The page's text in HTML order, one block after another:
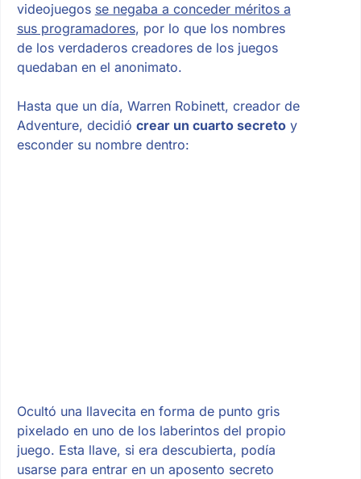
videojuegos se negaba a conceder méritos a
sus programadores, por lo que los nombres
de los verdaderos creadores de los juegos
quedaban en el anonimato.
Hasta que un día, Warren Robinett, creador de
Adventure, decidió crear un cuarto secretoy
esconder su nombre dentro:
Ocultó una llavecita en forma de punto gris
pixelado en uno de los laberintos del propio
juego. Esta llave, si era descubierta, podía
usarse para entrar en un aposento secreto